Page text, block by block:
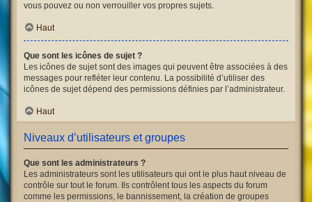
vous pouvez ou non verrouiller vos propres sujets.
Haut
Que sont les icônes de sujet ?
Les icônes de sujet sont des images qui peuvent être associées à des
messages pour refléter leur contenu. La possibilité d’utiliser des
icônes de sujet dépend des permissions définies par l’administrateur.
Haut
Niveaux d’utilisateurs et groupes
Que sont les administrateurs ?
Les administrateurs sont les utilisateurs qui ont le plus haut niveau de
contrôle sur tout le forum. Ils contrôlent tous les aspects du forum
comme les permissions, le bannissement, la création de groupes